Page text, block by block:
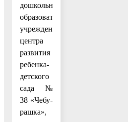
дошкольного
образовательного
учреждения
центра
развития
ребенка-
детского
сада №
38 «Чебу-
рашка»,